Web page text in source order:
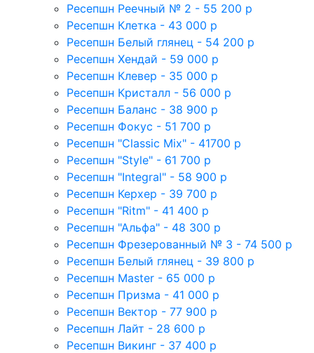
Ресепшн Реечный № 2 - 55 200 р
Ресепшн Клетка - 43 000 р
Ресепшн Белый глянец - 54 200 р
Ресепшн Хендай - 59 000 р
Ресепшн Клевер - 35 000 р
Ресепшн Кристалл - 56 000 р
Ресепшн Баланс - 38 900 р
Ресепшн Фокус - 51 700 р
Ресепшн "Classic Mix" - 41700 р
Ресепшн "Style" - 61 700 р
Ресепшн "Integral" - 58 900 р
Ресепшн Керхер - 39 700 р
Ресепшн "Ritm" - 41 400 р
Ресепшн "Альфа" - 48 300 р
Ресепшн Фрезерованный № 3 - 74 500 р
Ресепшн Белый глянец - 39 800 р
Ресепшн Master - 65 000 р
Ресепшн Призма - 41 000 р
Ресепшн Вектор - 77 900 р
Ресепшн Лайт - 28 600 р
Ресепшн Викинг - 37 400 р